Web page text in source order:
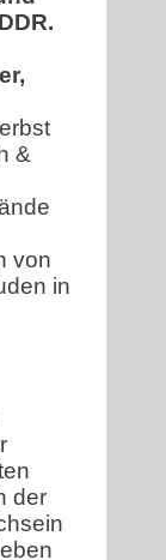
&
von
in
der